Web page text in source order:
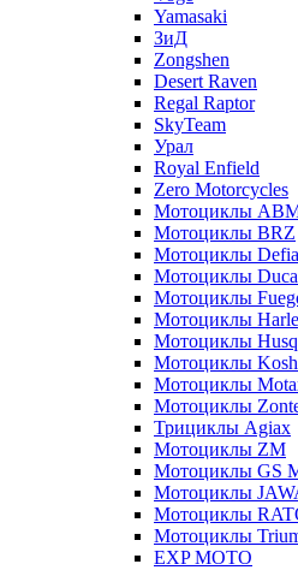
Yamasaki
ЗиД
Zongshen
Desert Raven
Regal Raptor
SkyTeam
Урал
Royal Enfield
Zero Motorcycles
Мотоциклы
Мотоциклы BRZ
Мотоциклы
Мотоциклы
Мотоциклы
Мотоциклы
Мотоциклы
Мотоциклы
Мотоциклы
Мотоциклы
Трициклы Agiax
Мотоциклы ZM
Мотоциклы GS
Мотоциклы
Мотоциклы
Мотоциклы
EXP MOTO